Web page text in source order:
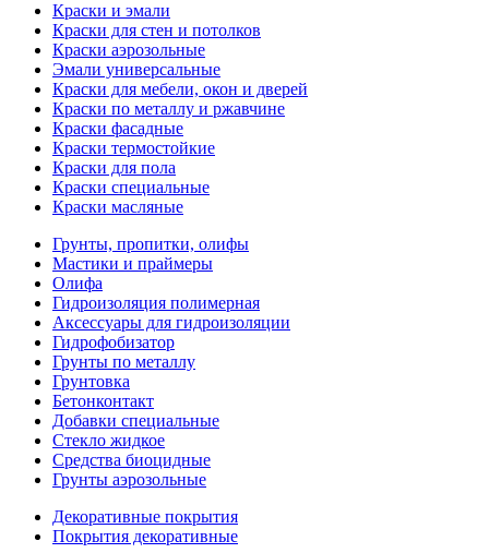
Краски и эмали
Краски для стен и потолков
Краски аэрозольные
Эмали универсальные
Краски для мебели, окон и дверей
Краски по металлу и ржавчине
Краски фасадные
Краски термостойкие
Краски для пола
Краски специальные
Краски масляные
Грунты, пропитки, олифы
Мастики и праймеры
Олифа
Гидроизоляция полимерная
Аксессуары для гидроизоляции
Гидрофобизатор
Грунты по металлу
Грунтовка
Бетонконтакт
Добавки специальные
Стекло жидкое
Средства биоцидные
Грунты аэрозольные
Декоративные покрытия
Покрытия декоративные